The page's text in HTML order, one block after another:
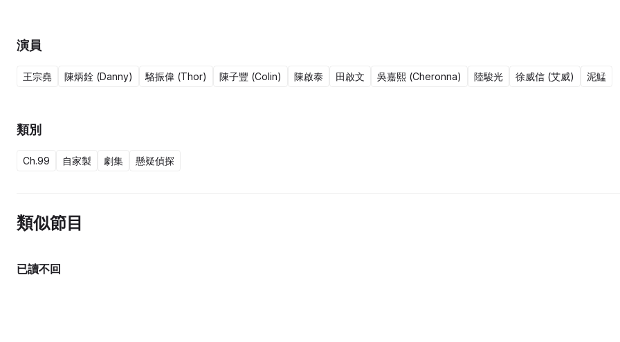
演員
王宗堯 陳炳銓 (Danny) 駱振偉 (Thor) 陳子豐 (Colin) 陳啟泰 田啟文 吳嘉熙 (Cheronna) 陸駿光 徐威信 (艾威) 泥鯭
類別
Ch.99 自家製 劇集 懸疑偵探
類似節目
已讀不回